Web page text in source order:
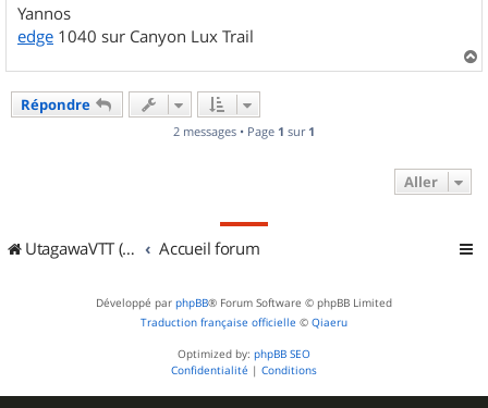
Yannos
edge 1040 sur Canyon Lux Trail
a
Répondre
2 messages • Page 1 sur 1
Aller
UtagawaVTT (Randos VTT et VTTAE avec traces GPS) Accueil forum
Développé par phpBB® Forum Software © phpBB Limited
Traduction française officielle © Qiaeru
Optimized by: phpBB SEO
Confidentialité | Conditions